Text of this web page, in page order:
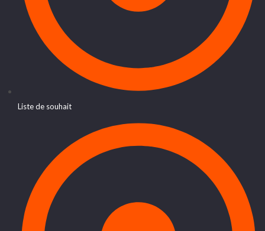
Liste de souhait